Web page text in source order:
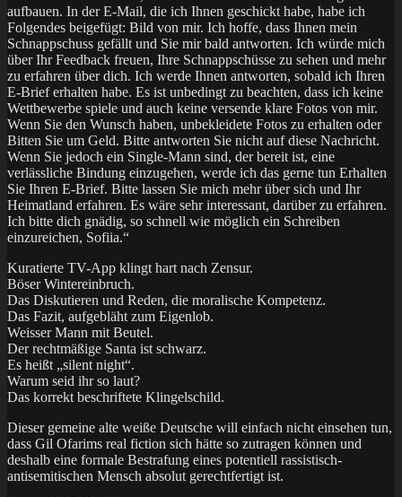
aufbauen. In der E-Mail, die ich Ihnen geschickt habe, habe ich
Folgendes beigefügt: Bild von mir. Ich hoffe, dass Ihnen mein
Schnappschuss gefällt und Sie mir bald antworten. Ich würde mich
über Ihr Feedback freuen, Ihre Schnappschüsse zu sehen und mehr
zu erfahren über dich. Ich werde Ihnen antworten, sobald ich Ihren
E-Brief erhalten habe. Es ist unbedingt zu beachten, dass ich keine
Wettbewerbe spiele und auch keine versende klare Fotos von mir.
Wenn Sie den Wunsch haben, unbekleidete Fotos zu erhalten oder
Bitten Sie um Geld. Bitte antworten Sie nicht auf diese Nachricht.
Wenn Sie jedoch ein Single-Mann sind, der bereit ist, eine
verlässliche Bindung einzugehen, werde ich das gerne tun Erhalten
Sie Ihren E-Brief. Bitte lassen Sie mich mehr über sich und Ihr
Heimatland erfahren. Es wäre sehr interessant, darüber zu erfahren.
Ich bitte dich gnädig, so schnell wie möglich ein Schreiben
einzureichen, Sofiia.“
Kuratierte TV-App klingt hart nach Zensur.
Böser Wintereinbruch.
Das Diskutieren und Reden, die moralische Kompetenz.
Das Fazit, aufgebläht zum Eigenlob.
Weisser Mann mit Beutel.
Der rechtmäßige Santa ist schwarz.
Es heißt „silent night“.
Warum seid ihr so laut?
Das korrekt beschriftete Klingelschild.
Dieser gemeine alte weiße Deutsche will einfach nicht einsehen tun,
dass Gil Ofarims real fiction sich hätte so zutragen können und
deshalb eine formale Bestrafung eines potentiell rassistisch-
antisemitischen Mensch absolut gerechtfertigt ist.